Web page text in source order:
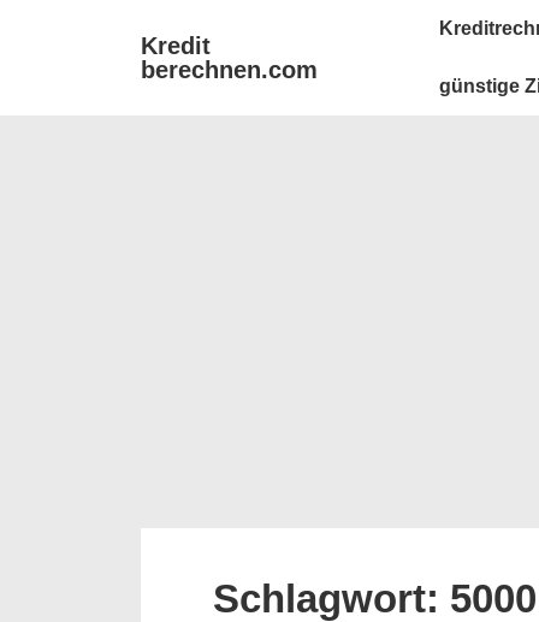
Kredit
berechnen.com
Main
günstige
Schlagwort: